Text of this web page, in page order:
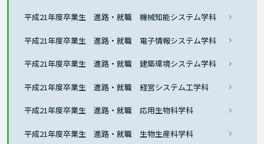
平成21年度卒業生 進路・就職 機械知能システム学科
平成21年度卒業生 進路・就職 電子情報システム学科
平成21年度卒業生 進路・就職 建築環境システム学科
平成21年度卒業生 進路・就職 経営システム工学科
平成21年度卒業生 進路・就職 応用生物科学科
平成21年度卒業生 進路・就職 生物生産科学科